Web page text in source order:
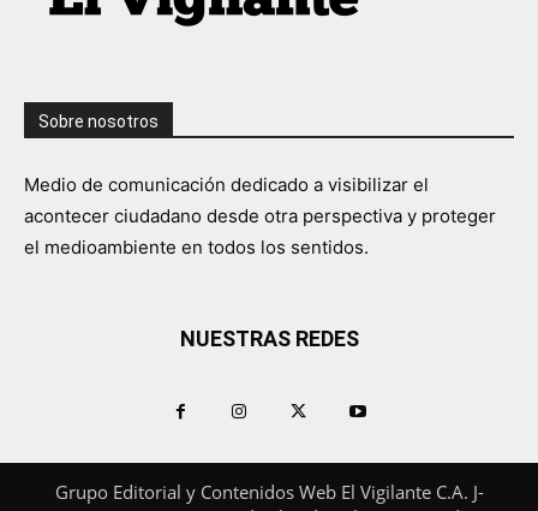
Sobre nosotros
Medio de comunicación dedicado a visibilizar el
acontecer ciudadano desde otra perspectiva y proteger
el medioambiente en todos los sentidos.
NUESTRAS REDES
Grupo Editorial y Contenidos Web El Vigilante C.A. J-